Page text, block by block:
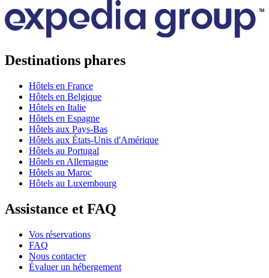
Destinations phares
Hôtels en France
Hôtels en Belgique
Hôtels en Italie
Hôtels en Espagne
Hôtels aux Pays-Bas
Hôtels aux États-Unis d'Amérique
Hôtels au Portugal
Hôtels en Allemagne
Hôtels au Maroc
Hôtels au Luxembourg
Assistance et FAQ
Vos réservations
FAQ
Nous contacter
Évaluer un hébergement